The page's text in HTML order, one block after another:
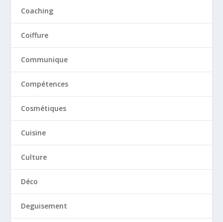
Coaching
Coiffure
Communique
Compétences
Cosmétiques
Cuisine
Culture
Déco
Deguisement